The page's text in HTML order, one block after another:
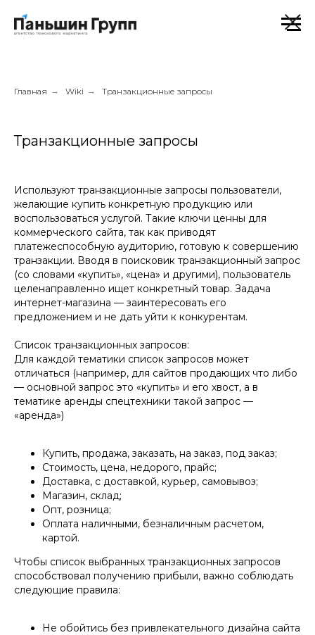
Главная → Wiki → Транзакционные запросы
Транзакционные запросы
Используют транзакционные запросы пользователи,
желающие купить конкретную продукцию или
воспользоваться услугой. Такие ключи ценны для
коммерческого сайта, так как приводят
платежеспособную аудиторию, готовую к совершению
транзакции. Вводя в поисковик транзакционный запрос
(со словами «купить», «цена» и другими), пользователь
целенаправленно ищет конкретный товар. Задача
интернет-магазина — заинтересовать его
предложением и не дать уйти к конкурентам.
Список транзакционных запросов:
Для каждой тематики список запросов может
отличаться (например, для сайтов продающих что либо
— основной запрос это «купить» и его хвост, а в
тематике аренды спецтехники такой запрос —
«аренда»)
Купить, продажа, заказать, на заказ, под заказ;
Стоимость, цена, недорого, прайс;
Доставка, с доставкой, курьер, самовывоз;
Магазин, склад;
Опт, розница;
Оплата наличными, безналичным расчетом,
картой.
Чтобы список выбранных транзакционных запросов
способствовал получению прибыли, важно соблюдать
следующие правила:
Не обойтись без привлекательного дизайна сайта